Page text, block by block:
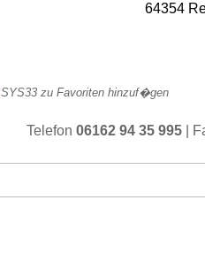
64354
SYS33 zu Favoriten hinzuf�gen
Telefon 06162 94 35 995 |